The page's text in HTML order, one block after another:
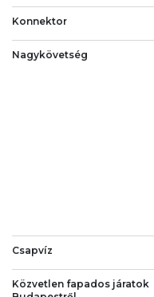
Konnektor
Nagykövetség
Csapvíz
Közvetlen fapados járatok